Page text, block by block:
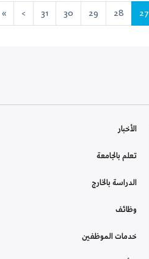
27
28
29
30
31
>
»
الأخبار
تعلم بالجامعة
الدراسة بالخارج
وظائف
خدمات الموظفين